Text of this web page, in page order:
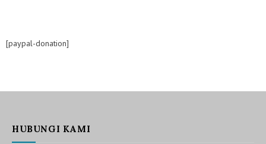
[paypal-donation]
HUBUNGI KAMI